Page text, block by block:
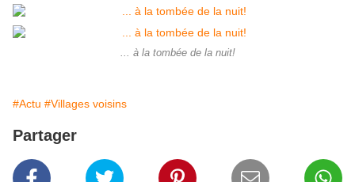
... à la tombée de la nuit!
#Actu #Villages voisins
Partager